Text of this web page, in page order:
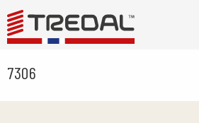
7306